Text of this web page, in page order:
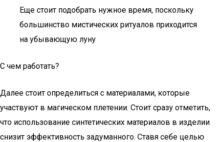
Еще стоит подобрать нужное время, поскольку
большинство мистических ритуалов приходится
на убывающую луну
С чем работать?
Далее стоит определиться с материалами, которые
участвуют в магическом плетении. Стоит сразу отметить,
что использование синтетических материалов в изделии
снизит эффективность задуманного. Ставя себе целью